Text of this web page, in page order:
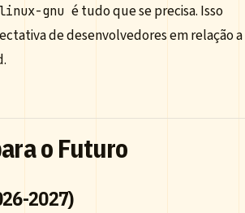
gnu é tudo que se precisa. Isso
de desenvolvedores em relação a
o Futuro
2027)